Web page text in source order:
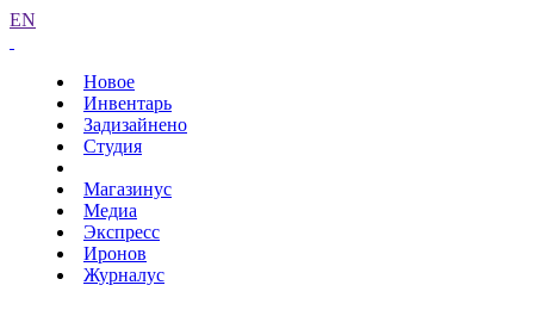
EN
Новое
Инвентарь
Задизайнено
Студия
Магазинус
Медиа
Экспресс
Иронов
Журналус